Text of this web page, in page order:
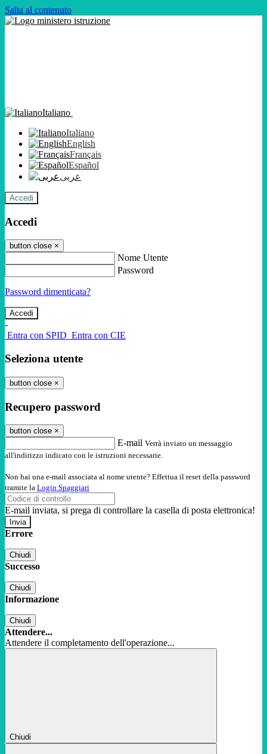
Salta al contenuto
Italiano
Italiano
English
Français
Español
عربى
Accedi
Accedi
button close ×
Nome Utente
Password
Password dimenticata?
-
Entra con SPID Entra con CIE
Seleziona utente
button close ×
Recupero password
button close ×
E-mail Verrà inviato un messaggio
all'indirizzo indicato con le istruzioni necessarie.
Non hai una e-mail associata al nome utente? Effettua il reset della password
tramite la Login Spaggiari
E-mail inviata, si prega di controllare la casella di posta elettronica!
Errore
Chiudi
Successo
Chiudi
Informazione
Chiudi
Attendere...
Attendere il completamento dell'operazione...
Chiudi